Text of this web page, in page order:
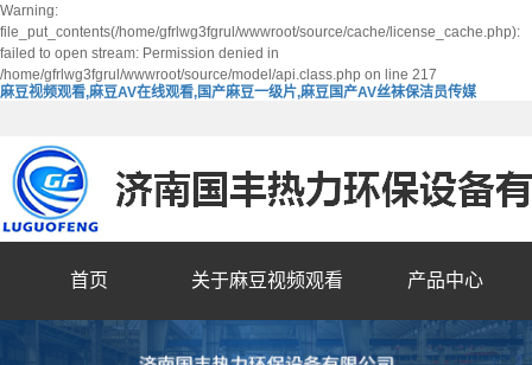
Warning:
file_put_contents(/home/gfrlwg3fgrul/wwwroot/source/cache/license_cache.php):
failed to open stream: Permission denied in
/home/gfrlwg3fgrul/wwwroot/source/model/api.class.php on line 217
麻豆视频观看,麻豆AV在线观看,国产麻豆一级片,麻豆国产AV丝袜保洁员传媒
首页 关于麻豆视频观看 产品中心